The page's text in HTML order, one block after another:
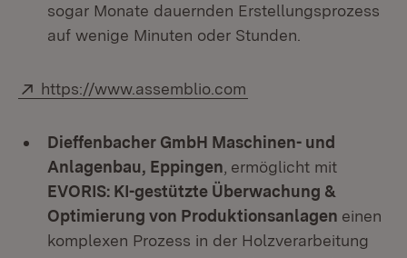
sogar Monate dauernden Erstellungsprozess
auf wenige Minuten oder Stunden.
Extern:
https://www.assemblio.com
Dieffenbacher GmbH Maschinen- und
Anlagenbau, Eppingen ermöglicht mit
EVORIS: KI-gestützte Überwachung &
Optimierung von Produktionsanlagen einen
komplexen Prozess in der Holzverarbeitung